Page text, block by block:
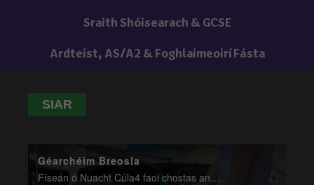
Sraith Shóisearach & GCSE
Ardteist, AS/A2 & Foghlaimeoirí Fásta
SIAR
Géarchéim Breosla
Físeán ó Nuacht Cúla4 faoi chostas an bhreosla agus an tionchar a bhí aige ar chúrsaí spóirt.